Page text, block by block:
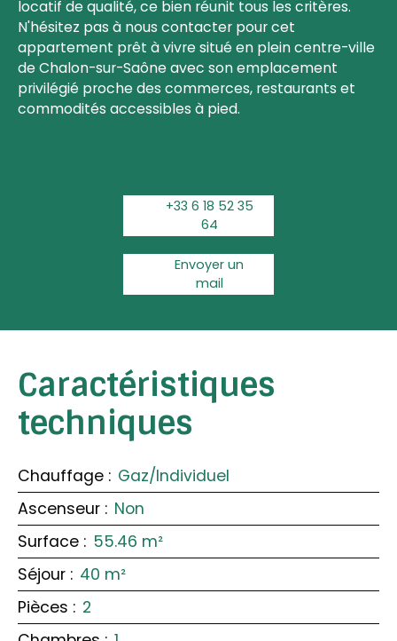
locatif de qualité, ce bien réunit tous les critères.
N'hésitez pas à nous contacter pour cet
appartement prêt à vivre situé en plein centre-ville
de Chalon-sur-Saône avec son emplacement
privilégié proche des commerces, restaurants et
commodités accessibles à pied.
+33 6 18 52 35
64
Envoyer un
mail
Caractéristiques
techniques
Chauffage : Gaz/Individuel
Ascenseur : Non
Surface : 55.46 m²
Séjour : 40 m²
Pièces : 2